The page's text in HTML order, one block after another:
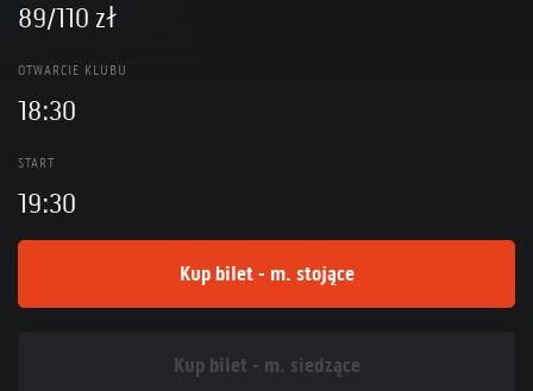
89/110 zł
OTWARCIE KLUBU
18:30
START
19:30
Kup bilet - m. stojące
Kup bilet - m. siedzące